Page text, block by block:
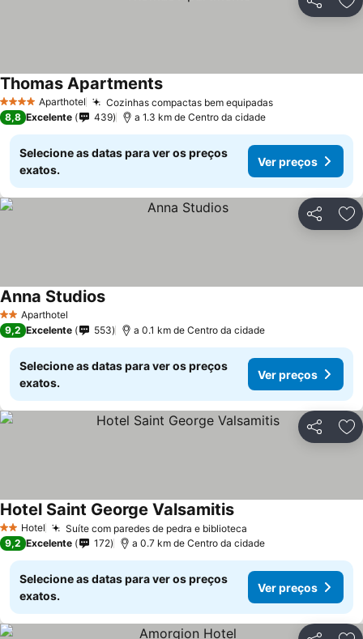
Partilhar
4 EstrelasAparthotel Cozinhas compactas bem equipadas
Thomas Apartments
8,8 Excelente 439 a 1.3 km de Centro da cidade
Selecione as datas para ver os preços
exatos.
Ver preços
Partilhar
2 EstrelasAparthotel
Anna Studios
9,2 Excelente 553 a 0.1 km de Centro da cidade
Selecione as datas para ver os preços
exatos.
Ver preços
Partilhar
2 Estrelas
Hotel Suíte com paredes de pedra e biblioteca
Hotel Saint George Valsamitis
9,2 Excelente 172 a 0.7 km de Centro da cidade
Selecione as datas para ver os preços
exatos.
Ver preços